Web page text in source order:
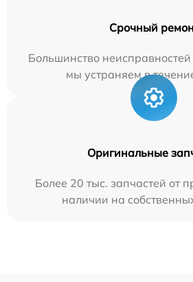
Срочный
Большинство
мы устраняем в
Оригинальные
Более 20 тыс. запчастей от
наличии на